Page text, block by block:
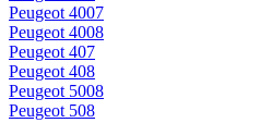
Peugeot 4007
Peugeot 4008
Peugeot 407
Peugeot 408
Peugeot 5008
Peugeot 508